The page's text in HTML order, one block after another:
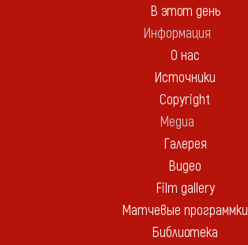
В этот день
Информация
О нас
Источники
Copyright
Медиа
Галерея
Видео
Film gallery
Матчевые программки
Библиотека